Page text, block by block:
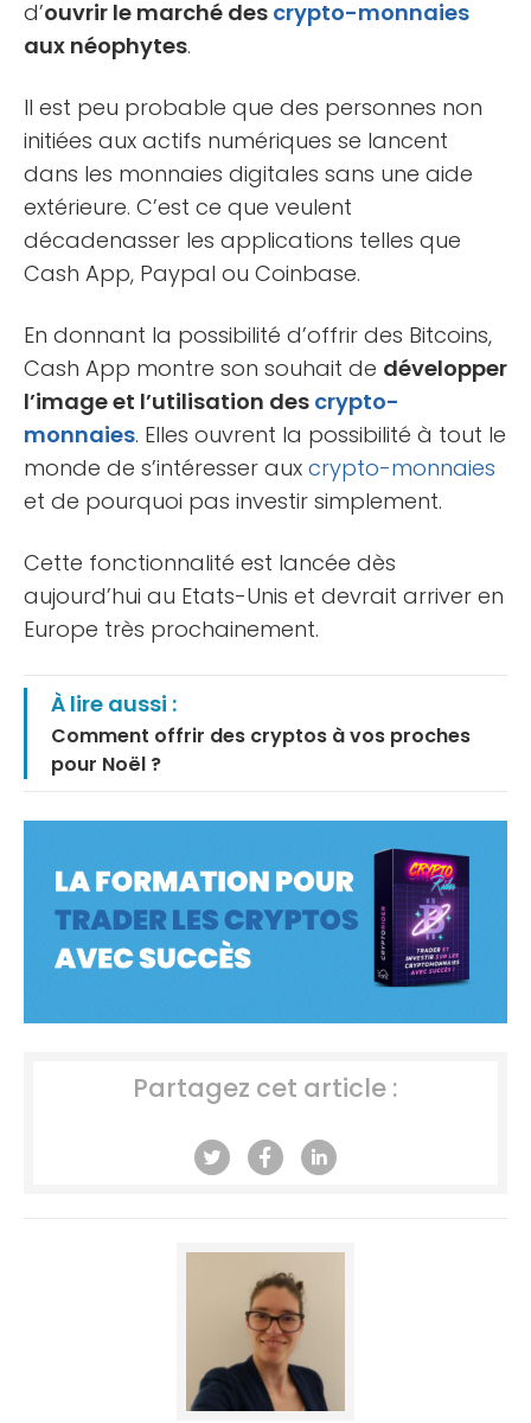
d’ouvrir le marché des crypto-monnaies
aux néophytes.
Il est peu probable que des personnes non
initiées aux actifs numériques se lancent
dans les monnaies digitales sans une aide
extérieure. C’est ce que veulent
décadenasser les applications telles que
Cash App, Paypal ou Coinbase.
En donnant la possibilité d’offrir des Bitcoins,
Cash App montre son souhait de développer
l’image et l’utilisation des crypto-
monnaies. Elles ouvrent la possibilité à tout le
monde de s’intéresser aux crypto-monnaies
et de pourquoi pas investir simplement.
Cette fonctionnalité est lancée dès
aujourd’hui au Etats-Unis et devrait arriver en
Europe très prochainement.
À lire aussi :
Comment offrir des cryptos à vos proches
pour Noël ?
Partagez cet article :